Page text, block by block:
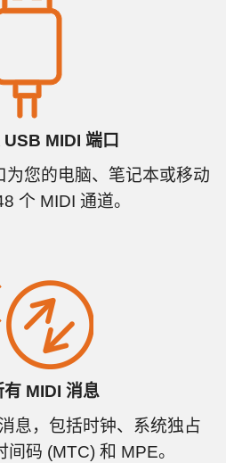
MIDI 端口
您的电脑、笔记本或移动
个 MIDI 通道。
有 MIDI 消息
息，包括时钟、系统独占
码 (MTC) 和 MPE。